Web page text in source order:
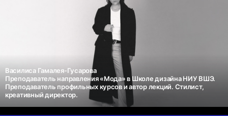
Василиса Гамалея-Гусарова
Преподаватель направления «Мода» в Школе дизайна НИУ ВШЭ.
Преподаватель профильных курсов и автор лекций. Стилист,
креативный директор.